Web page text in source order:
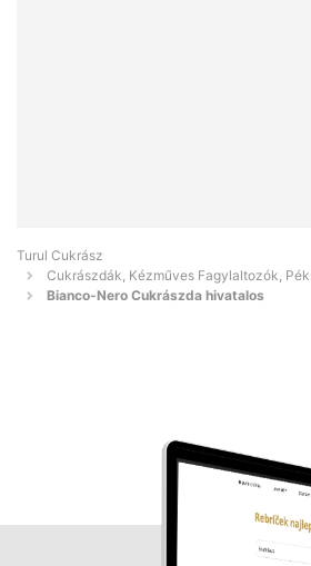
Turul Cukrász
Cukrászdák, Kézműves Fagylaltozók,
Bianco-Nero Cukrászda hivatalos